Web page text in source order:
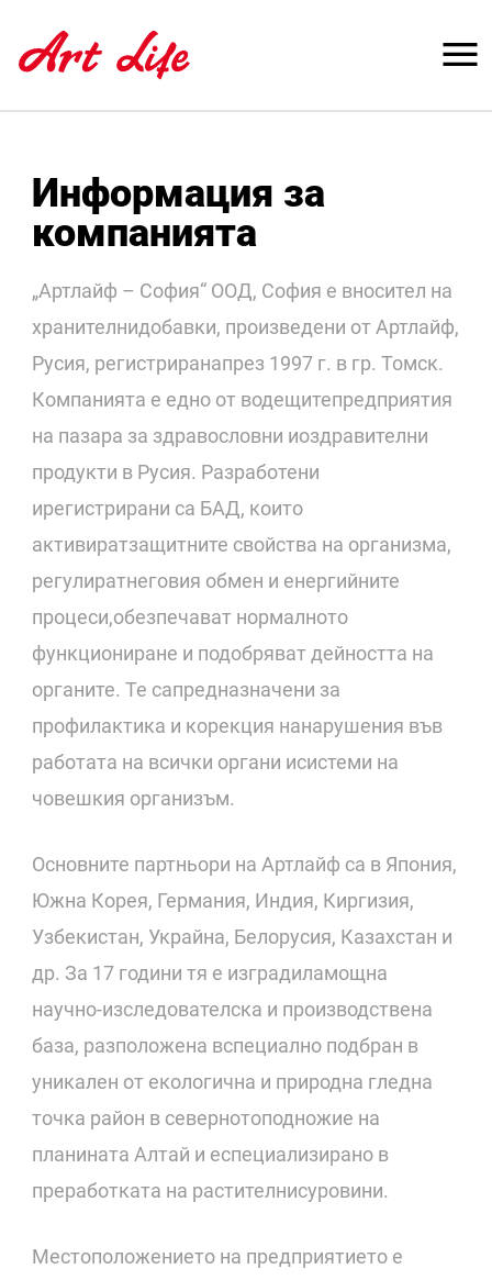
Информация за
компанията
„Артлайф – София“ ООД, София е вносител на
хранителнидобавки, произведени от Артлайф,
Русия, регистриранапрез 1997 г. в гр. Томск.
Компанията е едно от водещитепредприятия
на пазара за здравословни иоздравителни
продукти в Русия. Разработени
ирегистрирани са БАД, които
активиратзащитните свойства на организма,
регулиратнеговия обмен и енергийните
процеси,обезпечават нормалното
функциониране и подобряват дейността на
органите. Те сапредназначени за
профилактика и корекция нанарушения във
работата на всички органи исистеми на
човешкия организъм.
Основните партньори на Артлайф са в Япония,
Южна Корея, Германия, Индия, Киргизия,
Узбекистан, Украйна, Белорусия, Казахстан и
др. За 17 години тя е изградиламощна
научно-изследователска и производствена
база, разположена вспециално подбран в
уникален от екологична и природна гледна
точка район в севернотоподножие на
планината Алтай и еспециализирано в
преработката на растителнисуровини.
Местоположението на предприятието е